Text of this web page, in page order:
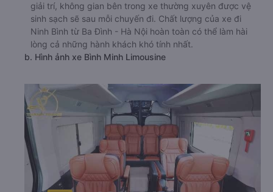
giải trí, không gian bên trong xe thường xuyên được vệ
sinh sạch sẽ sau mỗi chuyến đi. Chất lượng của xe đi
Ninh Bình từ Ba Đình - Hà Nội hoàn toàn có thể làm hài
lòng cả những hành khách khó tính nhất.
b. Hình ảnh xe Bình Minh Limousine